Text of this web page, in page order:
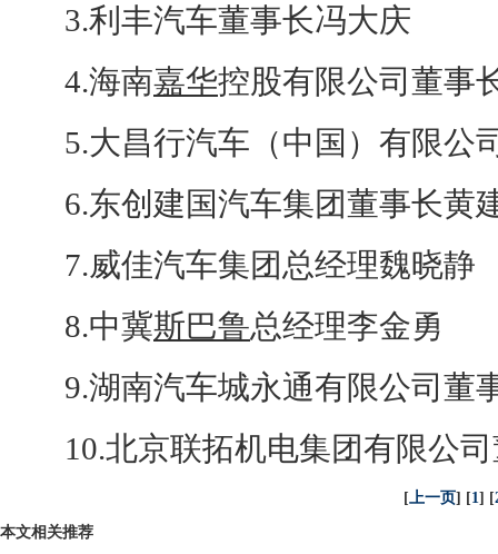
3.利丰汽车董事长冯大庆
4.海南嘉华控股有限公司董事
5.大昌行汽车（中国）有限公
6.东创建国汽车集团董事长黄
7.威佳汽车集团总经理魏晓静
8.中冀斯巴鲁总经理李金勇
9.湖南汽车城永通有限公司董
10.北京联拓机电集团有限公司
[上一页] [1] [
本文相关推荐